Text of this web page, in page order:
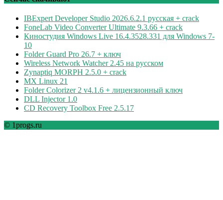
IBExpert Developer Studio 2026.6.2.1 русская + crack
FoneLab Video Converter Ultimate 9.3.66 + crack
Киностудия Windows Live 16.4.3528.331 для Windows 7-
10
Folder Guard Pro 26.7 + ключ
Wireless Network Watcher 2.45 на русском
Zynaptiq MORPH 2.5.0 + crack
MX Linux 21
Folder Colorizer 2 v4.1.6 + лицензионный ключ
DLL Injector 1.0
CD Recovery Toolbox Free 2.5.17
© 1progs.ru